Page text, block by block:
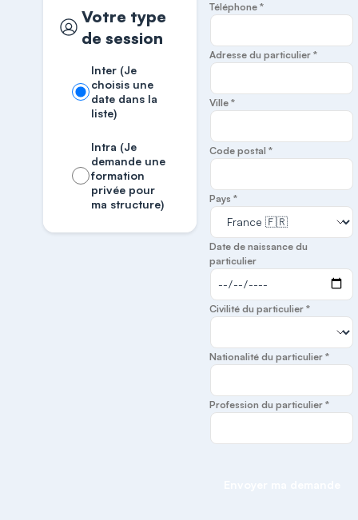
Votre type
de session
Inter (Je
choisis une
date dans la
liste)
Intra (Je
demande une
formation
privée pour
ma structure)
Téléphone *
Adresse du particulier *
Ville *
Code postal *
Pays *
Date de naissance du
particulier
Civilité du particulier *
Nationalité du particulier *
Profession du particulier *